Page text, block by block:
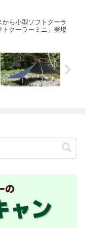
から小型ソフトクーラ
トクーラーミニ」登場